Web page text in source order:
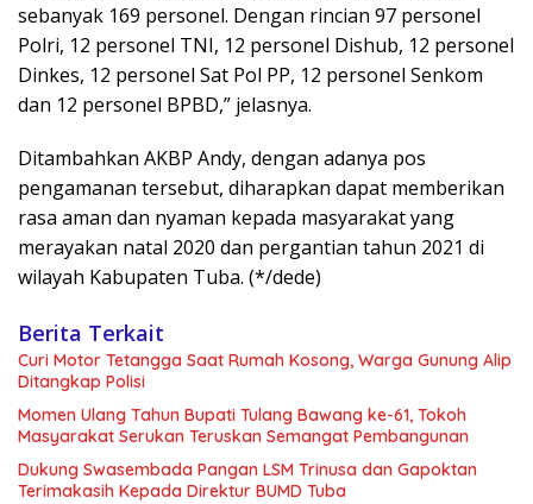
sebanyak 169 personel. Dengan rincian 97 personel
Polri, 12 personel TNI, 12 personel Dishub, 12 personel
Dinkes, 12 personel Sat Pol PP, 12 personel Senkom
dan 12 personel BPBD,” jelasnya.
Ditambahkan AKBP Andy, dengan adanya pos
pengamanan tersebut, diharapkan dapat memberikan
rasa aman dan nyaman kepada masyarakat yang
merayakan natal 2020 dan pergantian tahun 2021 di
wilayah Kabupaten Tuba. (*/dede)
Berita Terkait
Curi Motor Tetangga Saat Rumah Kosong, Warga Gunung Alip
Ditangkap Polisi
Momen Ulang Tahun Bupati Tulang Bawang ke-61, Tokoh
Masyarakat Serukan Teruskan Semangat Pembangunan
Dukung Swasembada Pangan LSM Trinusa dan Gapoktan
Terimakasih Kepada Direktur BUMD Tuba